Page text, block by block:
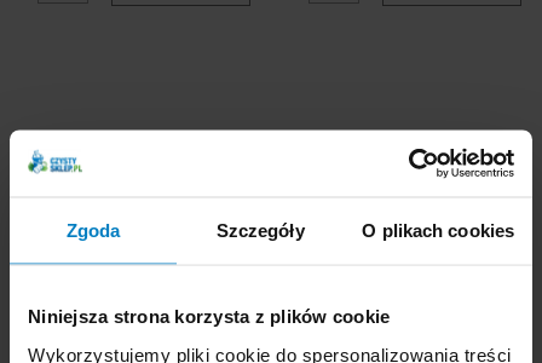
Zgoda Szczegóły O plikach cookies
Niniejsza strona korzysta z plików cookie
Wykorzystujemy pliki cookie do spersonalizowania treści
łazienek 500g
Tytan do mycia łazienek